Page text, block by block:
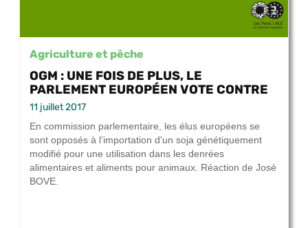
Agriculture et pêche
OGM : UNE FOIS DE PLUS, LE
PARLEMENT EUROPÉEN VOTE CONTRE
11 juillet 2017
En commission parlementaire, les élus européens se
sont opposés à l’importation d'un soja génétiquement
modifié pour une utilisation dans les denrées
alimentaires et aliments pour animaux. Réaction de José
BOVE.